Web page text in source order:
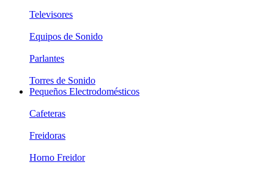
Televisores
Equipos de Sonido
Parlantes
Torres de Sonido
Pequeños Electrodomésticos
Cafeteras
Freidoras
Horno Freidor